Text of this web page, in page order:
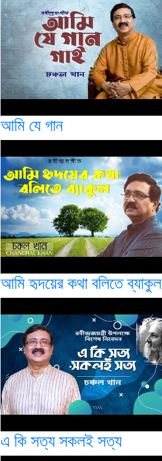
আমি যে গান
আমি হৃদয়ের কথা বলিতে ব্যাকুল
এ কি সত্য সকলই সত্য